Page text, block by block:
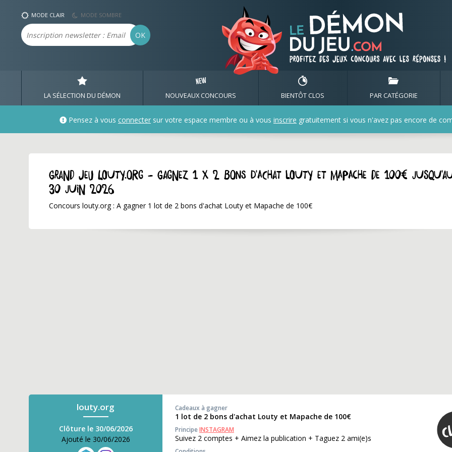
MODE CLAIR MODE SOMBRE
Email OK
LA SÉLECTION DU DÉMON NOUVEAUX CONCOURS BIENTÔT CLOS PAR CATÉGORIE
Pensez à vous connecter sur votre espace membre ou à vous inscrire gratuitement si vous n'avez pas encore de
GRAND JEU louty.org - Gagnez 1 x 2 bons d'achat Louty et Mapache de 100€
30 juin 2026
Concours louty.org : A gagner 1 lot de 2 bons d'achat Louty et Mapache de 100€
louty.org
Clôture le 30/06/2026
Ajouté le 30/06/2026
Cadeaux à gagner
1 lot de 2 bons d'achat Louty et Mapache de 100€
PrincipeINSTAGRAM
Suivez 2 comptes + Aimez la publication + Taguez 2 ami(e)s